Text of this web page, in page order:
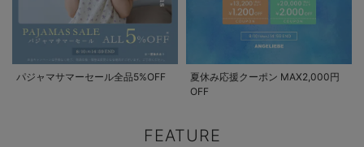
パジャマサマーセール全品5%OFF
夏休み応援クーポン MAX2,000円
OFF
FEATURE